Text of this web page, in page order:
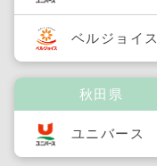
ベルジョイス
秋田県
ユニバース